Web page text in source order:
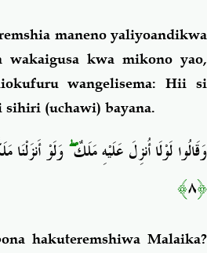
maneno yaliyoandikwa
wakaigusa kwa mikono yao,
wangelisema: Hii si
(uchawi) bayana.
وَقَالُوا لَوْلَا أُنزِلَ عَلَيْهِ مَلَكٌۖوَلَوْ أَنزَلْنَا
﴿٨﴾
hakuteremshiwa Malaika?